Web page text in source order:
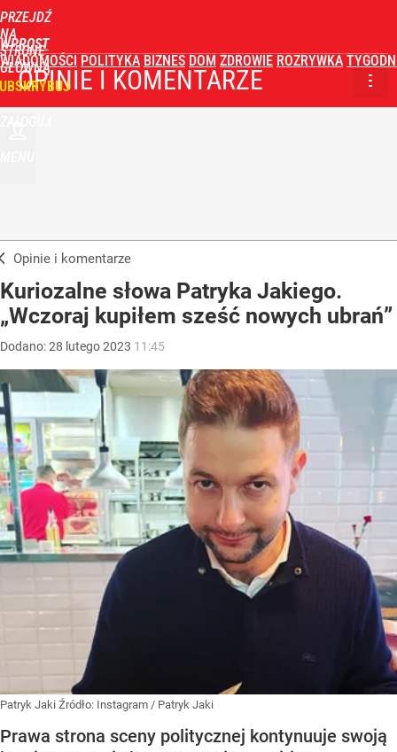
PRZEJDŹ
NA
STRONĘ
GŁÓWNĄ
WPROST
WIADOMOŚCI POLITYKA BIZNES DOM ZDROWIE ROZRYWKA
OPINIE I KOMENTARZE
Opinie i komentarze
Kuriozalne słowa Patryka Jakiego.
„Wczoraj kupiłem sześć nowych ubrań”
Dodano:28 lutego2023 11:45
Patryk Jaki Źródło: Instagram / Patryk Jaki
Prawa strona sceny politycznej kontynuuje swoją